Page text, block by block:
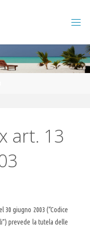
art. 13
30 giugno 2003 (“Codice
prevede la tutela delle